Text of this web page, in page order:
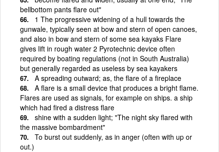
bellbottom pants flare out"
1 The progressive widening of a hull towards the
gunwale, typically seen at bow and stern of open canoes,
and also in bow and stern of some sea kayaks Flare
gives lift in rough water 2 Pyrotechnic device often
required by boating regulations (not in South Australia)
but generally regarded as useless by sea kayakers
A spreading outward; as, the flare of a fireplace
A flare is a small device that produces a bright flame.
Flares are used as signals, for example on ships. a ship
which had fired a distress flare
shine with a sudden light; "The night sky flared with
the massive bombardment"
To burst out suddenly, as in anger (often with up or
out.)